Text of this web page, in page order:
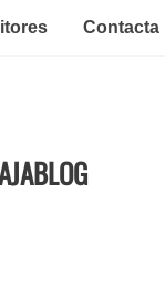
Contacta